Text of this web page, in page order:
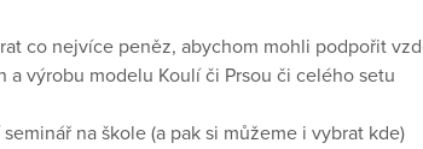
co nejvíce peněz, abychom mohli podpořit
a výrobu modelu Koulí či Prsou či celého setu
na škole (a pak si můžeme i vybrat kde)